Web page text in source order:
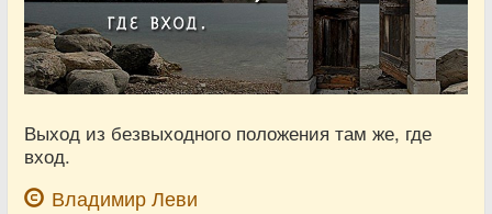
Выход из безвыходного положения там же, где
вход.
Владимир Леви